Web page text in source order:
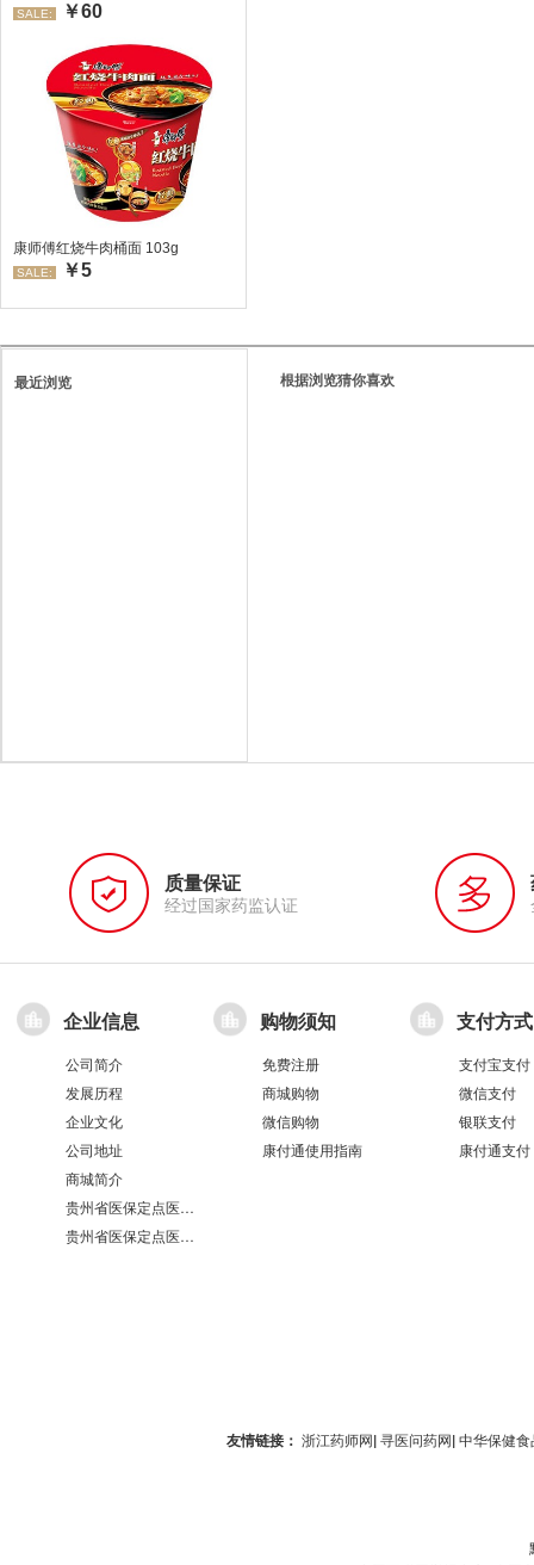
SALE: ￥60
康师傅红烧牛肉桶面 103g
SALE: ￥5
最近浏览 根据浏览猜你喜欢
质量保证
经过国家药监认证
企业信息
公司简介
发展历程
企业文化
公司地址
商城简介
贵州省医保定点医疗机构医保服务情况表（第551分店）
贵州省医保定点医疗机构医保服务情况表（第100分店）
购物须知
免费注册
商城购物
微信购物
康付通使用指南
支付方式
支付宝支付
微信支付
银联支付
康付通支付
友情链接： 浙江药师网| 寻医问药网| 中华保健食